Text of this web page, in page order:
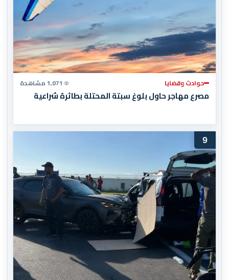
حوادث وقضايا 1,071 مشاهدة
مصرع مهاجر حاول بلوغ سبتة المحتلة بطائرة شراعية
9